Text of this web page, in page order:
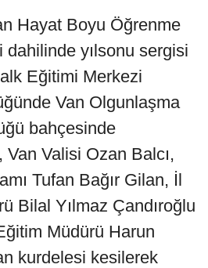
Hayat Boyu Öğrenme
dahilinde yılsonu sergisi
Eğitimi Merkezi
Van Olgunlaşma
bahçesinde
Valisi Ozan Balcı,
Tufan Bağır Gilan, İl
Bilal Yılmaz Çandıroğlu
Müdürü Harun
kurdelesi kesilerek